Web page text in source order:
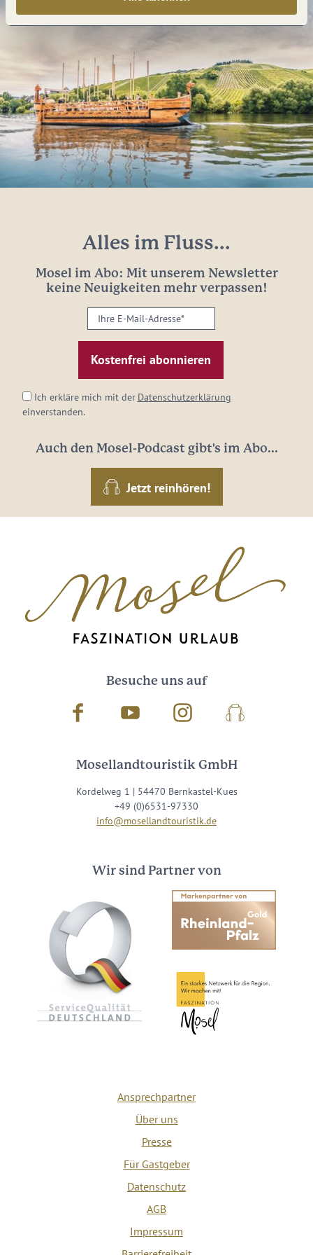
Alles im Fluss...
Mosel im Abo: Mit unserem Newsletter
keine Neuigkeiten mehr verpassen!
Ihre
E-
Mail-
Adresse:
Ich erkläre mich mit der Datenschutzerklärung
einverstanden.
Auch den Mosel-Podcast gibt's im Abo...
Jetzt reinhören!
Besuche uns auf
Facebook Youtube InstagramPodcast
Mosellandtouristik GmbH
Kordelweg 1 | 54470 Bernkastel-Kues
+49 (0)6531-97330
info@mosellandtouristik.de
Wir sind Partner von
Ansprechpartner
Über uns
Presse
Für Gastgeber
Datenschutz
AGB
Impressum